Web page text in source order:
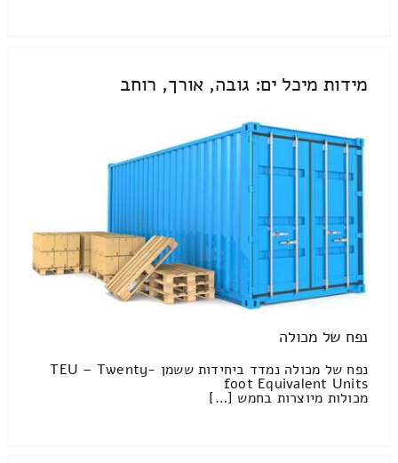
מידות מיכל ים: גובה, אורך, רוחב
נפח של מכולה
נפח של מכולה נמדד ביחידות ששמן TEU – Twenty-
foot Equivalent Units
מכולות מיוצרות בחמש […]